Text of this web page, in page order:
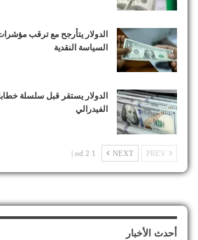
الدولار يتأرجح مع ترقب
السياسة النقدية
الدولار يستقر قبل سلسلة
الفيدرالي
NEXT
1 od 2 |
أحدث الأخبار